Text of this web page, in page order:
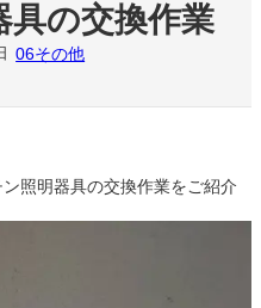
具の交換作業
06その他
照明器具の交換作業をご紹介